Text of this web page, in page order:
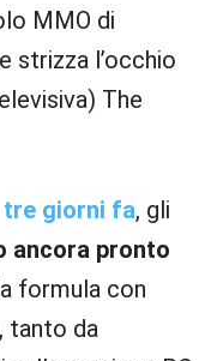
MMO di
strizza l’occhio
The
tre giorni fa, gli
ancora pronto
formula con
tanto da